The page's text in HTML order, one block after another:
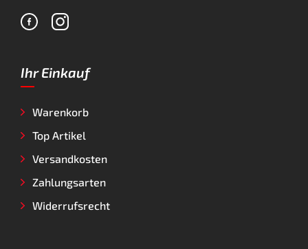
Ihr Einkauf
Warenkorb
Top Artikel
Versandkosten
Zahlungsarten
Widerrufsrecht